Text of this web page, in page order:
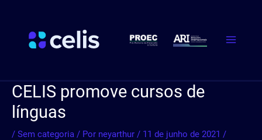
Menu
CELIS promove cursos de
línguas
/ Sem categoria / Por neyarthur / 11 de junho de 2021 /